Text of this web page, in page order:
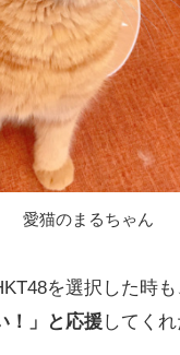
愛猫のまるちゃん
を選択した時
！」と応援してくれ